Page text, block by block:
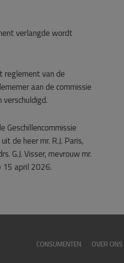
verlangde wordt
reglement van de
aan de commissie
Geschillencommissie
de heer mr. R.J. Paris,
G.J. Visser, mevrouw mr.
15 april 2026.
CONSUMENTEN OVER ONS